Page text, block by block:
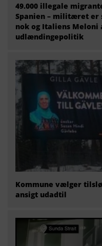
49.000 illegale
Spanien – militæret er
nok og Italiens Meloni
udlændingepolitik
Kommune vælger
ansigt udadtil